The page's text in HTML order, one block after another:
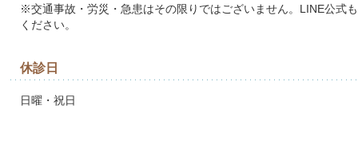
※交通事故・労災・急患はその限りではございません。LINE公式
ください。
休診日
日曜・祝日